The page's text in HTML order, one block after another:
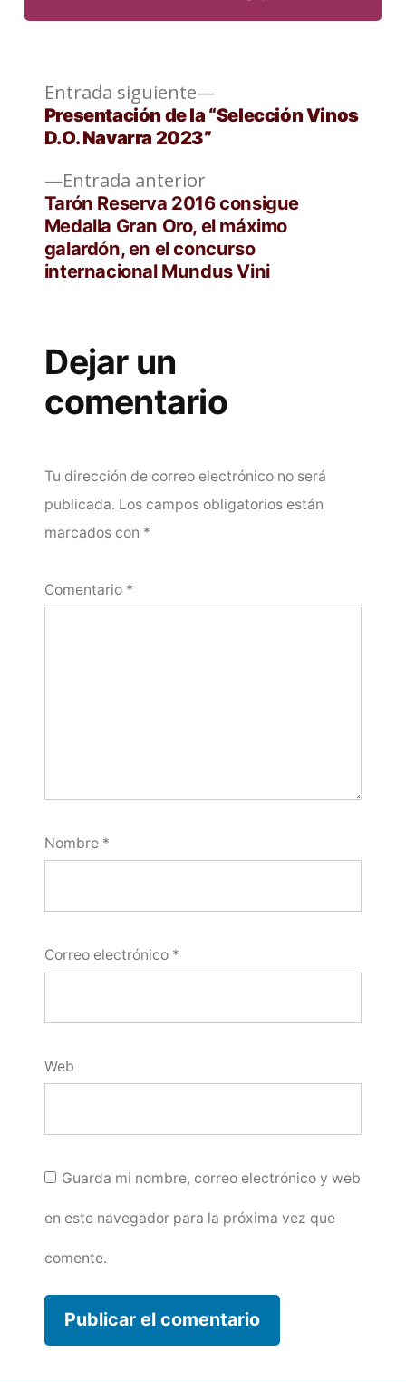
Navegación
de
entradas
Entrada anteriorEntrada
anterior:
Tarón Reserva 2016 consigue
Medalla Gran Oro, el máximo
galardón, en el concurso
internacional Mundus Vini
Entrada siguiente
Entrada
siguiente:
Presentación de la “Selección Vinos
D.O. Navarra 2023”
Dejar un
comentario
Tu dirección de correo electrónico no será
publicada. Los campos obligatorios están
marcados con *
Comentario *
Nombre *
Correo electrónico *
Web
Guarda mi nombre, correo electrónico y web
en este navegador para la próxima vez que
comente.